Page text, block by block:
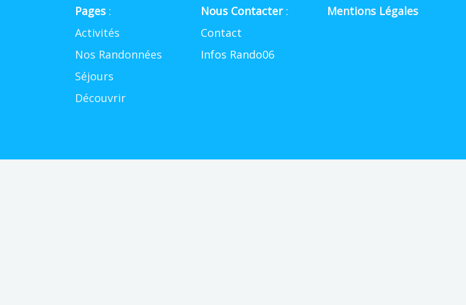
Pages:
Activités
Nos Randonnées
Séjours
Découvrir
Nous Contacter:
Contact
Infos Rando06
Mentions Légales